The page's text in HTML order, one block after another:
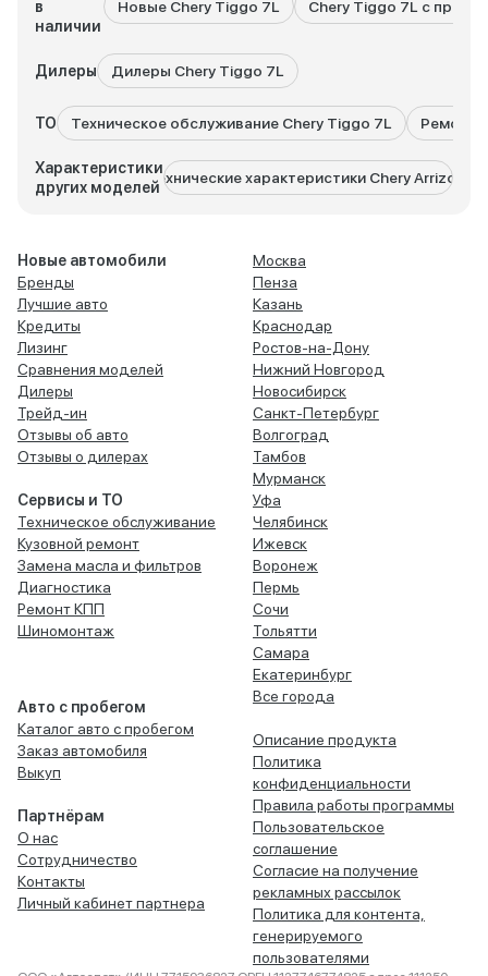
в
наличии
Новые Chery Tiggo 7L Chery Tiggo 7L с
Дилеры Дилеры Chery Tiggo 7L
ТО Техническое обслуживание Chery Tiggo 7L Ремонт
Характеристики
других моделей
Технические характеристики Chery Arrizo 8
Новые автомобили
Бренды
Лучшие авто
Кредиты
Лизинг
Сравнения моделей
Дилеры
Трейд-ин
Отзывы об авто
Отзывы о дилерах
Сервисы и ТО
Техническое обслуживание
Кузовной ремонт
Замена масла и фильтров
Диагностика
Ремонт КПП
Шиномонтаж
Авто с пробегом
Каталог авто с пробегом
Заказ автомобиля
Выкуп
Партнёрам
О нас
Сотрудничество
Контакты
Личный кабинет партнера
Москва
Пенза
Казань
Краснодар
Ростов-на-Дону
Нижний Новгород
Новосибирск
Санкт-Петербург
Волгоград
Тамбов
Мурманск
Уфа
Челябинск
Ижевск
Воронеж
Пермь
Сочи
Тольятти
Самара
Екатеринбург
Все города
Описание продукта
Политика
конфиденциальности
Правила работы программы
Пользовательское
соглашение
Согласие на получение
рекламных рассылок
Политика для контента,
генерируемого
пользователями